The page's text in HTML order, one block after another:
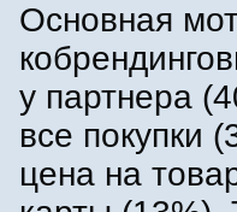
Основная
у партнера
все покупки
цена на